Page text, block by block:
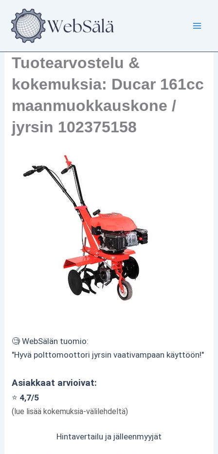
sisältöön
Tuotearvostelu &
kokemuksia: Ducar 161cc
maanmuokkauskone /
jyrsin 102375158
🧐 WebSälän tuomio:
"Hyvä polttomoottori jyrsin vaativampaan käyttöön!"
Asiakkaat arvioivat:
⭐ 4,7/5
(lue lisää kokemuksia-välilehdeltä)
Hintavertailu ja jälleenmyyjät